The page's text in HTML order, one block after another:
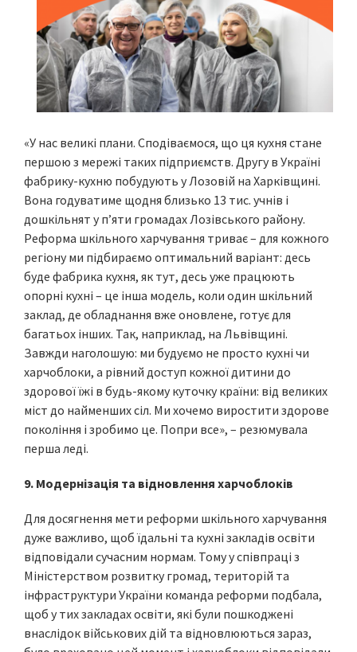
«У нас великі плани. Сподіваємося, що ця кухня стане
першою з мережі таких підприємств. Другу в Україні
фабрику-кухню побудують у Лозовій на Харківщині.
Вона годуватиме щодня близько 13 тис. учнів і
дошкільнят у п’яти громадах Лозівського району.
Реформа шкільного харчування триває – для кожного
регіону ми підбираємо оптимальний варіант: десь
буде фабрика кухня, як тут, десь уже працюють
опорні кухні – це інша модель, коли один шкільний
заклад, де обладнання вже оновлене, готує для
багатьох інших. Так, наприклад, на Львівщині.
Завжди наголошую: ми будуємо не просто кухні чи
харчоблоки, а рівний доступ кожної дитини до
здорової їжі в будь-якому куточку країни: від великих
міст до найменших сіл. Ми хочемо виростити здорове
покоління і зробимо це. Попри все», – резюмувала
перша леді.
9. Модернізація та відновлення харчоблоків
Для досягнення мети реформи шкільного харчування
дуже важливо, щоб їдальні та кухні закладів освіти
відповідали сучасним нормам. Тому у співпраці з
Міністерством розвитку громад, територій та
інфраструктури України команда реформи подбала,
щоб у тих закладах освіти, які були пошкоджені
внаслідок військових дій та відновлюються зараз,